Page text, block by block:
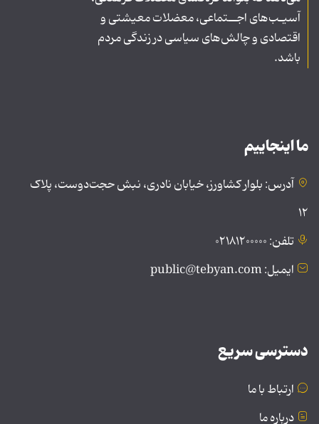
آسیـب‌های اجــتماعی، معضلات معیشتی و
اقتصادی و چالش‌های سیاسی در زندگی مردم
باشد.
ما اینجاییم
آدرس: بلوار کشاورز، خیابان نادری، نبش حجت‌دوست، پلاک
۱۲
تلفن: ۰۲۱۸۱۲۰۰۰۰۰
ایمیل: public@tebyan.com
دسترسی سریع
ارتباط با ما
درباره ما